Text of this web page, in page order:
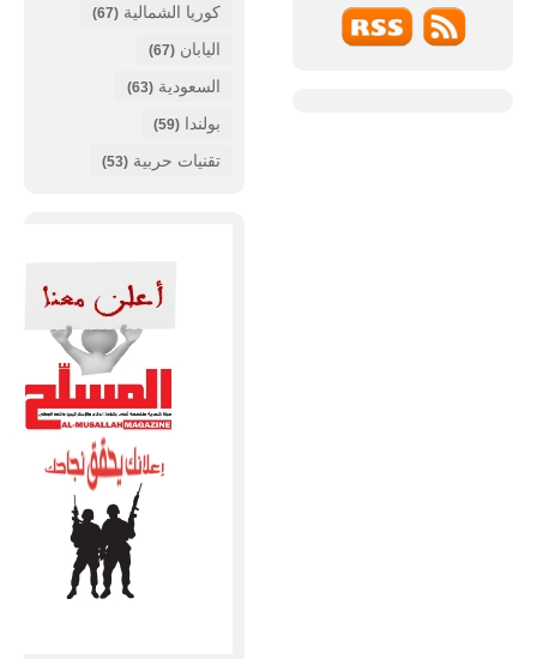
كوريا الشمالية (67)
اليابان (67)
السعودية (63)
بولندا (59)
تقنيات حربية (53)